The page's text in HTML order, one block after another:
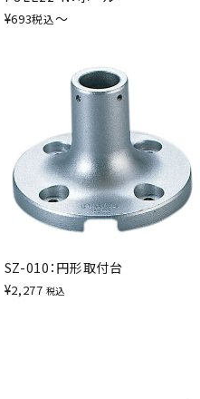
¥693税込〜
SZ-010：円形取付台
¥2,277 税込